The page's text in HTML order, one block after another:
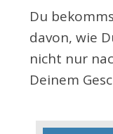
Du
davon, wie
nicht nur
Deinem